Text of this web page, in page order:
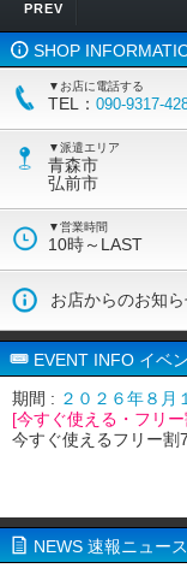
PREV
SHOP
▼お店に電話する
TEL： 090-9317-
▼派遣エリア
青森市
弘前市
▼営業時間
10時～LAST
お店からのお知
EVENT INFO イベ
期間 : ２０２６年８月
[今すぐ使える・フリー
今すぐ使えるフリー割
NEWS 速報ニュース